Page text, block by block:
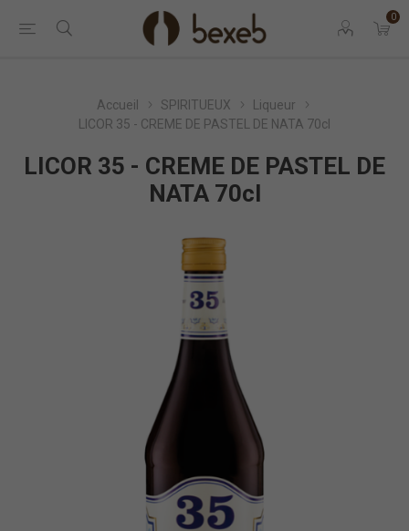
0
Accueil SPIRITUEUX
Liqueur
LICOR 35 - CREME DE PASTEL DE NATA 70cl
LICOR 35 - CREME DE PASTEL DE
NATA 70cl